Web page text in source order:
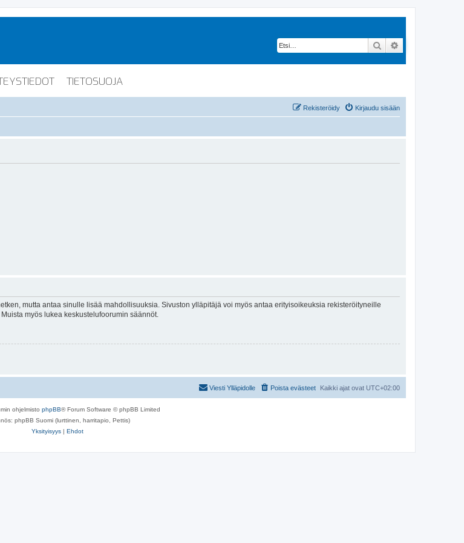
Etsi
TIETOSUOJA
Kirjaudu sisään
Rekisteröidy
mutta antaa sinulle lisää mahdollisuuksia. Sivuston ylläpitäjä voi myös antaa erityisoikeuksia rekisteröityneille
myös lukea keskustelufoorumin säännöt.
Kaikki ajat ovat UTC+02:00
Poista evästeet
Viesti Ylläpidolle
ohjelmisto phpBB® Forum Software © phpBB Limited
phpBB Suomi (lurttinen, harritapio, Pettis)
Yksityisyys | Ehdot